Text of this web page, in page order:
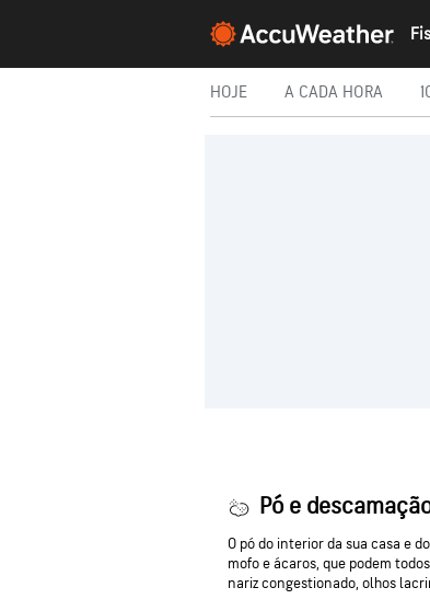
HOJE A CADA HORA
Pó e
O pó do interior da sua casa e
mofo e ácaros, que podem
nariz congestionado, olhos